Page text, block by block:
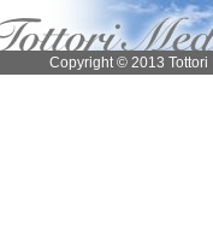
Copyright © 2013 Tottori